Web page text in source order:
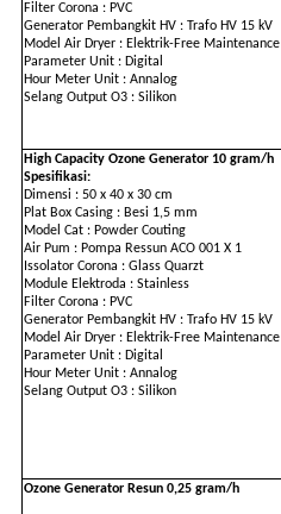
Filter Corona : PVC
Generator Pembangkit HV : Trafo HV 15 kV
Model Air Dryer : Elektrik-Free Maintenance
Parameter Unit : Digital
Hour Meter Unit : Annalog
Selang Output O3 : Silikon
High Capacity Ozone Generator 10 gram/h
Spesifikasi:
Dimensi : 50 x 40 x 30 cm
Plat Box Casing : Besi 1,5 mm
Model Cat : Powder Couting
Air Pum : Pompa Ressun ACO 001 X 1
Issolator Corona : Glass Quarzt
Module Elektroda : Stainless
Filter Corona : PVC
Generator Pembangkit HV : Trafo HV 15 kV
Model Air Dryer : Elektrik-Free Maintenance
Parameter Unit : Digital
Hour Meter Unit : Annalog
Selang Output O3 : Silikon
Ozone Generator Resun 0,25 gram/h